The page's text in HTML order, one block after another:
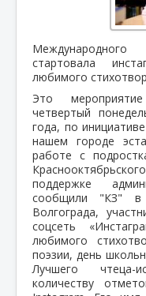
стартовала
любимого
Это
четвертый
года, по
нашем городе
работе с
поддержке
сообщили "КЗ" в
Волгограда,
соцсеть
любимого
поэзии, день
Лучшего чтеца-
количеству